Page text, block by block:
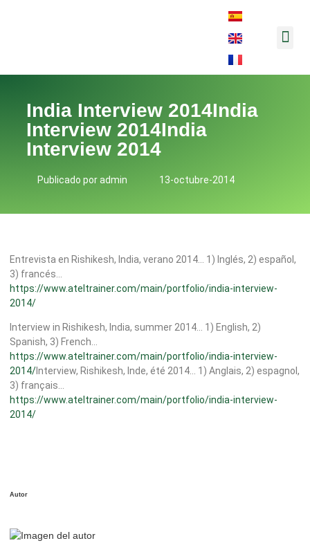
India Interview 2014India
Interview 2014India
Interview 2014
Publicado poradmin 13-octubre-2014
Entrevista en Rishikesh, India, verano 2014… 1) Inglés, 2) español,
3) francés…
https://www.ateltrainer.com/main/portfolio/india-interview-
2014/
Interview in Rishikesh, India, summer 2014… 1) English, 2)
Spanish, 3) French…
https://www.ateltrainer.com/main/portfolio/india-interview-
2014/Interview, Rishikesh, Inde, été 2014… 1) Anglais, 2) espagnol,
3) français…
https://www.ateltrainer.com/main/portfolio/india-interview-
2014/
Autor